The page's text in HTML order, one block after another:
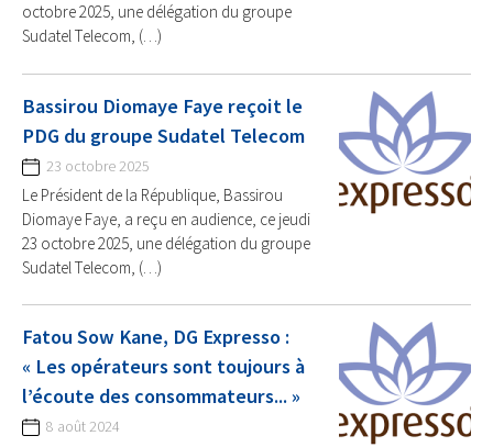
octobre 2025, une délégation du groupe
Sudatel Telecom, (…)
Bassirou Diomaye Faye reçoit le
PDG du groupe Sudatel Telecom
23 octobre 2025
Le Président de la République, Bassirou
Diomaye Faye, a reçu en audience, ce jeudi
23 octobre 2025, une délégation du groupe
Sudatel Telecom, (…)
Fatou Sow Kane, DG Expresso :
« Les opérateurs sont toujours à
l’écoute des consommateurs... »
8 août 2024